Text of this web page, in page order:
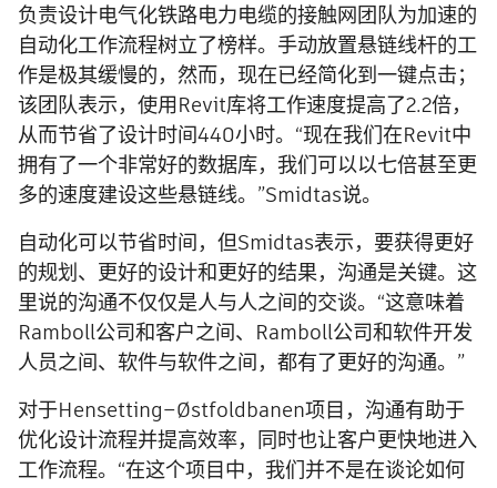
负责设计电气化铁路电力电缆的接触网团队为加速的
自动化工作流程树立了榜样。手动放置悬链线杆的工
作是极其缓慢的，然而，现在已经简化到一键点击；
该团队表示，使用Revit库将工作速度提高了2.2倍，
从而节省了设计时间440小时。“现在我们在Revit中
拥有了一个非常好的数据库，我们可以以七倍甚至更
多的速度建设这些悬链线。”Smidtas说。
自动化可以节省时间，但Smidtas表示，要获得更好
的规划、更好的设计和更好的结果，沟通是关键。这
里说的沟通不仅仅是人与人之间的交谈。“这意味着
Ramboll公司和客户之间、Ramboll公司和软件开发
人员之间、软件与软件之间，都有了更好的沟通。”
对于Hensetting–Østfoldbanen项目，沟通有助于
优化设计流程并提高效率，同时也让客户更快地进入
工作流程。“在这个项目中，我们并不是在谈论如何